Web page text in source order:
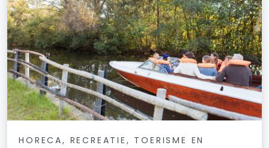
HORECA, RECREATIE, TOERISME EN